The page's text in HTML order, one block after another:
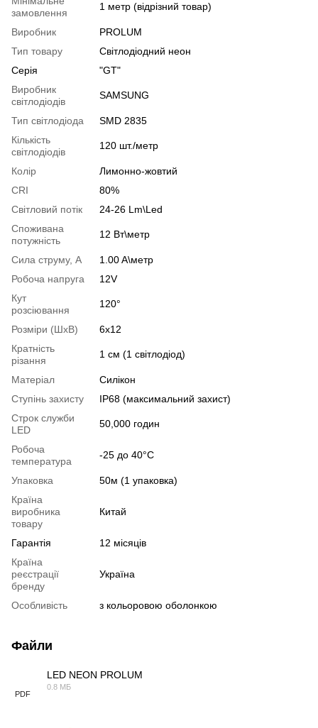
замовлення
1 метр (відрізний товар)
Виробник
PROLUM
Тип товару
Світлодіодний неон
Серія
"GT"
Виробник
світлодіодів
SAMSUNG
Тип світлодіода
SMD 2835
Кількість
світлодіодів
120 шт./метр
Колір
Лимонно-жовтий
CRI
80%
Світловий потік
24-26 Lm\Led
Споживана
потужність
12 Вт\метр
Сила струму, А
1.00 A\метр
Робоча напруга
12V
Кут
розсіювання
120°
Розміри (ШхВ)
6х12
Кратність
різання
1 см (1 світлодіод)
Матеріал
Силікон
Ступінь захисту
IP68 (максимальний захист)
Строк служби
LED
50,000 годин
Робоча
температура
-25 до 40°С
Упаковка
50м (1 упаковка)
Країна
виробника
товару
Китай
Гарантія
12 місяців
Країна
реєстрації
бренду
Україна
Особливість з кольоровою оболонкою
Файли
PDF
LED NEON PROLUM
0.8 МБ